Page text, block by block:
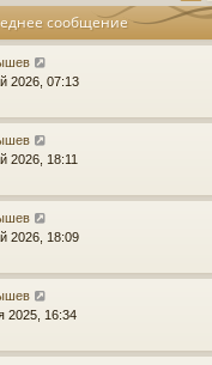
сообщение
2026, 07:13
2026, 18:11
2026, 18:09
2025, 16:34